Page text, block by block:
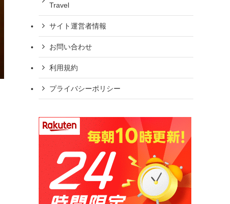
Travel
サイト運営者情報
お問い合わせ
利用規約
プライバシーポリシー